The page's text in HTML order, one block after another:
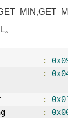
:
:
:
: